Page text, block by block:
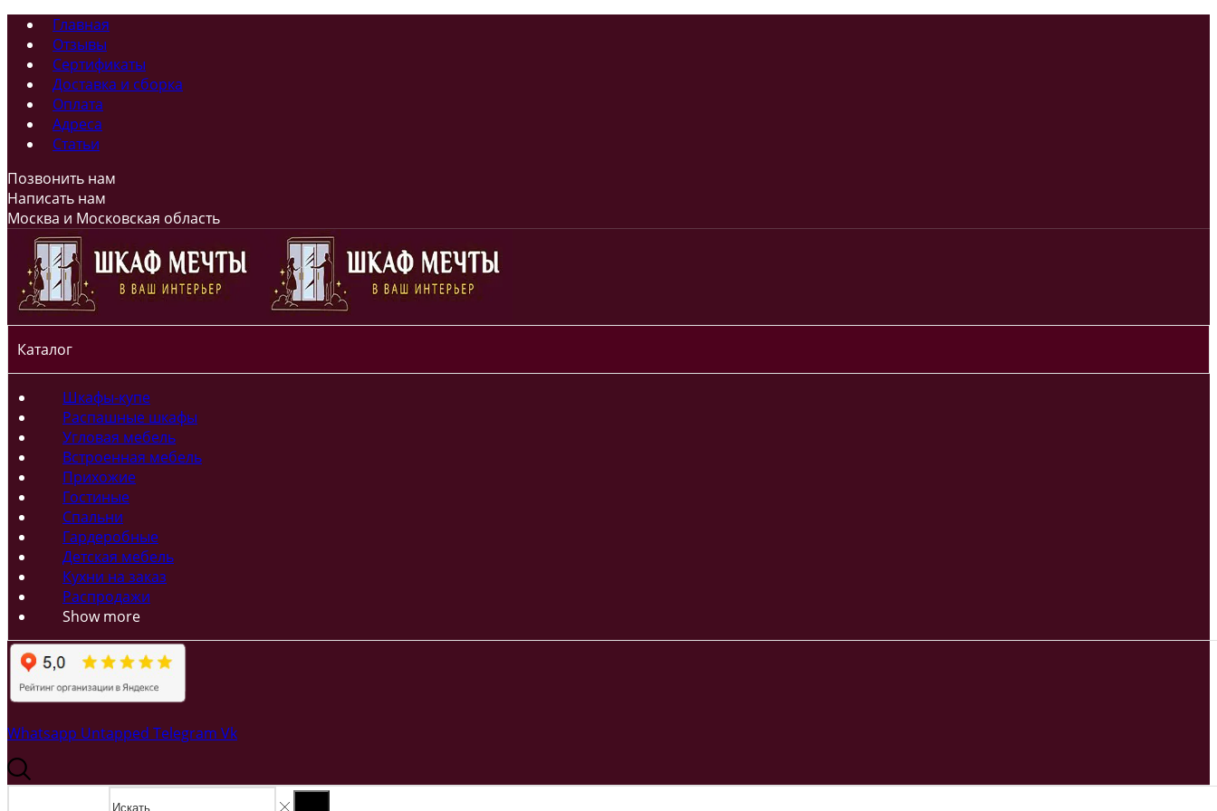
Главная
Отзывы
Сертификаты
Доставка и сборка
Оплата
Адреса
Статьи
Позвонить нам
Написать нам
Москва и Московская область
Каталог
Шкафы-купе
Распашные шкафы
Угловая мебель
Встроенная мебель
Прихожие
Гостиные
Спальни
Гардеробные
Детская мебель
Кухни на заказ
Распродажи
Show more
Whatsapp Untapped Telegram Vk